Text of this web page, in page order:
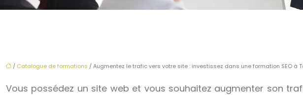
/ Catalogue de formations / Augmentez le trafic vers votre site : investissez dans une formation SEO à
Vous possédez un site web et vous souhaitez augmenter son